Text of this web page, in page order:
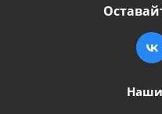
Наши